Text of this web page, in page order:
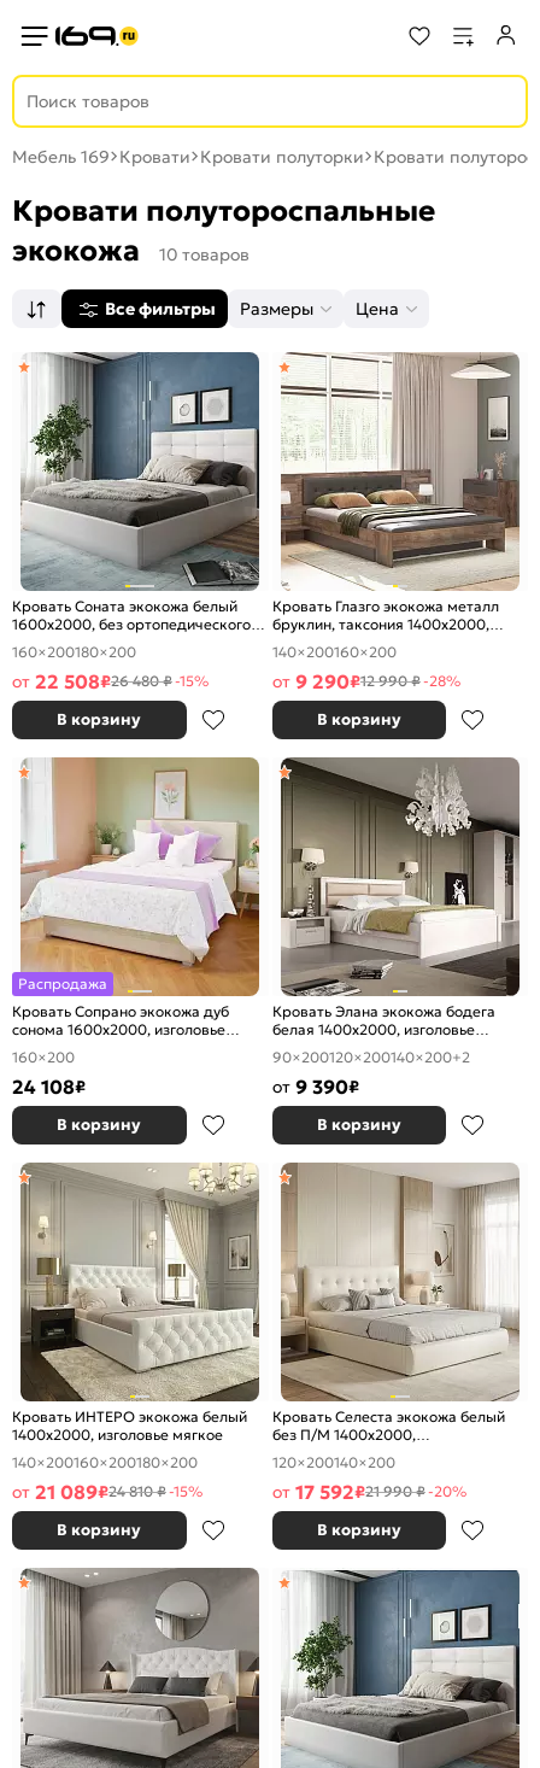
Мебель 169 Кровати Кровати полуторки Кровати
Кровати полутороспальные
экокожа
10 товаров
Все фильтры Размеры Цена
Кровать Соната экокожа белый
1600x2000, без ортопедического
основания, изголовье мягкое
160×200180×200
от 22 508₽26 480 ₽-15%
В корзину
Кровать Глазго экокожа металл
бруклин, таксония 1400x2000,
изголовье мягкое
140×200160×200
от 9 290₽12 990 ₽-28%
В корзину
Распродажа
Кровать Сопрано экокожа дуб
сонома 1600x2000, изголовье
мягкое
160×200
24 108₽
В корзину
Кровать Элана экокожа бодега
белая 1400x2000, изголовье
мягкое
90×200120×200140×200+2
от 9 390₽
В корзину
Кровать ИНТЕРО экокожа белый
1400x2000, изголовье мягкое
140×200160×200180×200
от 21 089₽24 810 ₽-15%
В корзину
Кровать Селеста экокожа белый
без П/М 1400x2000,
ортопедическое основание,
изголовье мягкое
120×200140×200
от 17 592₽21 990 ₽-20%
В корзину